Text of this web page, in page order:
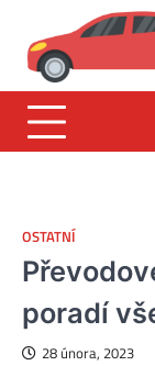
content
Auťák –
nadšence
Zajímají vás
novinky, zajímavosti
OSTATNÍ
poradí
28 února, 2023